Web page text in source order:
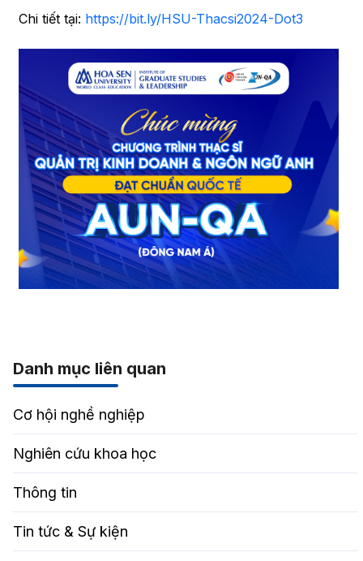
Chi tiết tại: https://bit.ly/HSU-Thacsi2024-Dot3
Danh mục liên quan
Cơ hội nghề nghiệp
Nghiên cứu khoa học
Thông tin
Tin tức & Sự kiện